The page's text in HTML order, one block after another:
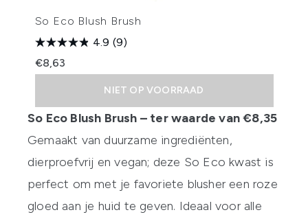
So Eco Blush Brush
4.9 (9)
€8,63
NIET OP VOORRAAD
So Eco Blush Brush – ter waarde van €8,35
Gemaakt van duurzame ingrediënten,
dierproefvrij en vegan; deze So Eco kwast is
perfect om met je favoriete blusher een roze
gloed aan je huid te geven. Ideaal voor alle